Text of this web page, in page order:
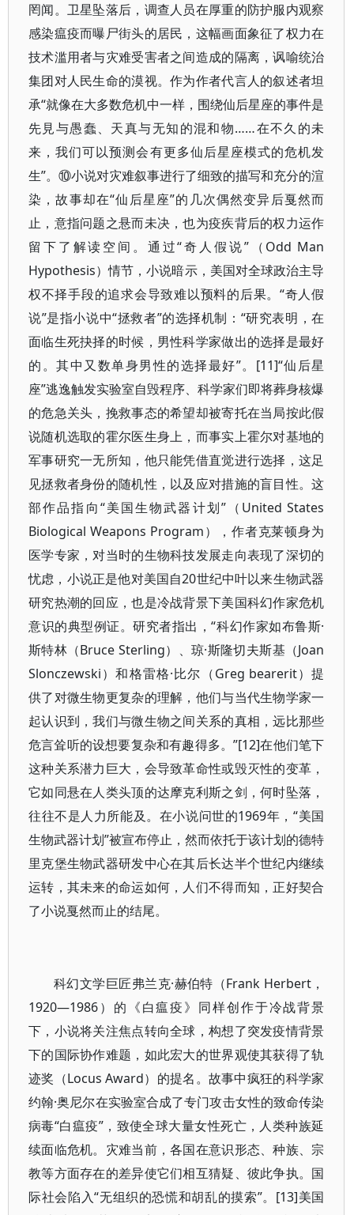
罔闻。卫星坠落后，调查人员在厚重的防护服内观察
感染瘟疫而曝尸街头的居民，这幅画面象征了权力在
技术滥用者与灾难受害者之间造成的隔离，讽喻统治
集团对人民生命的漠视。作为作者代言人的叙述者坦
承“就像在大多数危机中一样，围绕仙后星座的事件是
先見与愚蠢、天真与无知的混和物……在不久的未
来，我们可以预测会有更多仙后星座模式的危机发
生”。⑩小说对灾难叙事进行了细致的描写和充分的渲
染，故事却在“仙后星座”的几次偶然变异后戛然而
止，意指问题之悬而未决，也为疫疾背后的权力运作
留下了解读空间。通过“奇人假说”（Odd Man
Hypothesis）情节，小说暗示，美国对全球政治主导
权不择手段的追求会导致难以预料的后果。“奇人假
说”是指小说中“拯救者”的选择机制：“研究表明，在
面临生死抉择的时候，男性科学家做出的选择是最好
的。其中又数单身男性的选择最好”。[11]“仙后星
座”逃逸触发实验室自毁程序、科学家们即将葬身核爆
的危急关头，挽救事态的希望却被寄托在当局按此假
说随机选取的霍尔医生身上，而事实上霍尔对基地的
军事研究一无所知，他只能凭借直觉进行选择，这足
见拯救者身份的随机性，以及应对措施的盲目性。这
部作品指向“美国生物武器计划”（United States
Biological Weapons Program），作者克莱顿身为
医学专家，对当时的生物科技发展走向表现了深切的
忧虑，小说正是他对美国自20世纪中叶以来生物武器
研究热潮的回应，也是冷战背景下美国科幻作家危机
意识的典型例证。研究者指出，“科幻作家如布鲁斯·
斯特林（Bruce Sterling）、琼·斯隆切夫斯基（Joan
Slonczewski）和格雷格·比尔（Greg bearerit）提
供了对微生物更复杂的理解，他们与当代生物学家一
起认识到，我们与微生物之间关系的真相，远比那些
危言耸听的设想要复杂和有趣得多。”[12]在他们笔下
这种关系潜力巨大，会导致革命性或毁灭性的变革，
它如同悬在人类头顶的达摩克利斯之剑，何时坠落，
往往不是人力所能及。在小说问世的1969年，“美国
生物武器计划”被宣布停止，然而依托于该计划的德特
里克堡生物武器研发中心在其后长达半个世纪内继续
运转，其未来的命运如何，人们不得而知，正好契合
了小说戛然而止的结尾。
科幻文学巨匠弗兰克·赫伯特（Frank Herbert，
1920—1986）的《白瘟疫》同样创作于冷战背景
下，小说将关注焦点转向全球，构想了突发疫情背景
下的国际协作难题，如此宏大的世界观使其获得了轨
迹奖（Locus Award）的提名。故事中疯狂的科学家
约翰·奥尼尔在实验室合成了专门攻击女性的致命传染
病毒“白瘟疫”，致使全球大量女性死亡，人类种族延
续面临危机。灾难当前，各国在意识形态、种族、宗
教等方面存在的差异使它们相互猜疑、彼此争执。国
际社会陷入“无组织的恐慌和胡乱的摸索”。[13]美国